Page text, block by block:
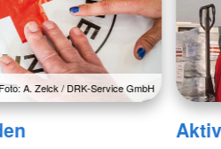
A. Zelck / DRK-Service GmbH